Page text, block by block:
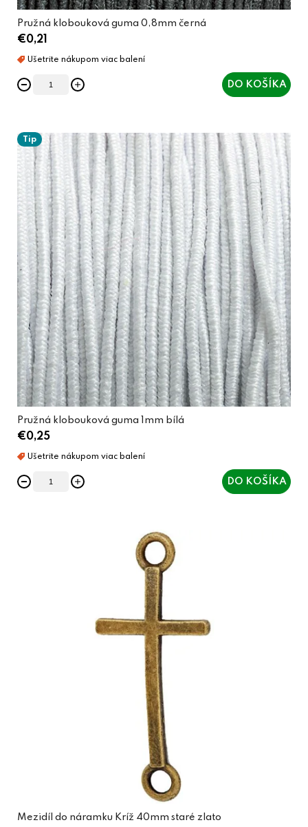
Pružná klobouková guma 0,8mm černá
€0,21
DO KOŠÍKA
Tip
Pružná klobouková guma 1mm bílá
€0,25
DO KOŠÍKA
Mezidíl do náramku Kríž 40mm staré zlato